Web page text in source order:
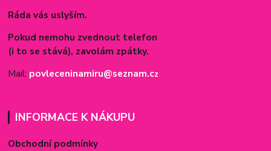
Ráda vás uslyším.
Pokud nemohu zvednout telefon
(i to se stává), zavolám zpátky.
Mail: povleceninamiru@seznam.cz
INFORMACE K NÁKUPU
Obchodní podmínky